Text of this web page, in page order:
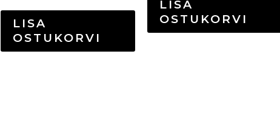
LISA
OSTUKORVI
LISA
OSTUKORVI